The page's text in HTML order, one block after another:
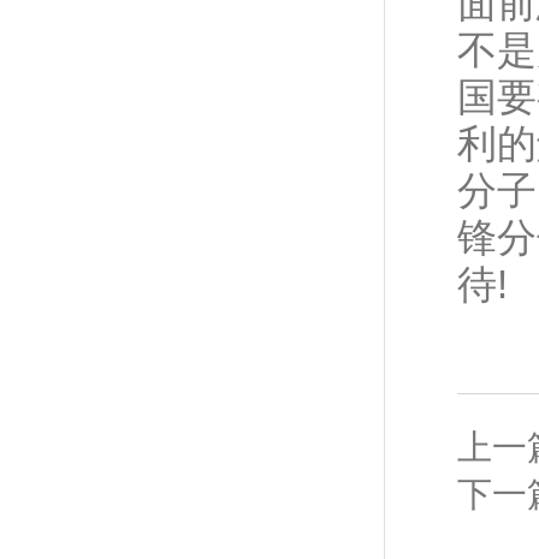
不
国
利
分
锋
待!
上
下